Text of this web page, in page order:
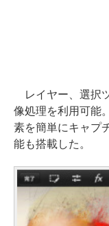
レイヤー、選択
像処理を利用可能
素を簡単にキャプ
能も搭載した。